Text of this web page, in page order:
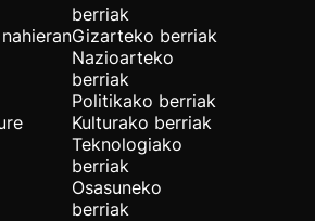
berriak
Gizarteko berriak
Nazioarteko
berriak
Politikako berriak
Kulturako berriak
Teknologiako
berriak
Osasuneko
berriak